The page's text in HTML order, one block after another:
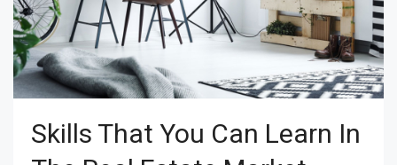
Skills That You Can Learn In